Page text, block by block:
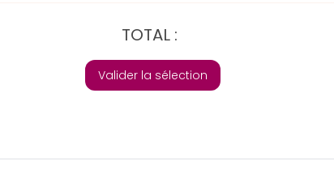
TOTAL :
Valider la sélection